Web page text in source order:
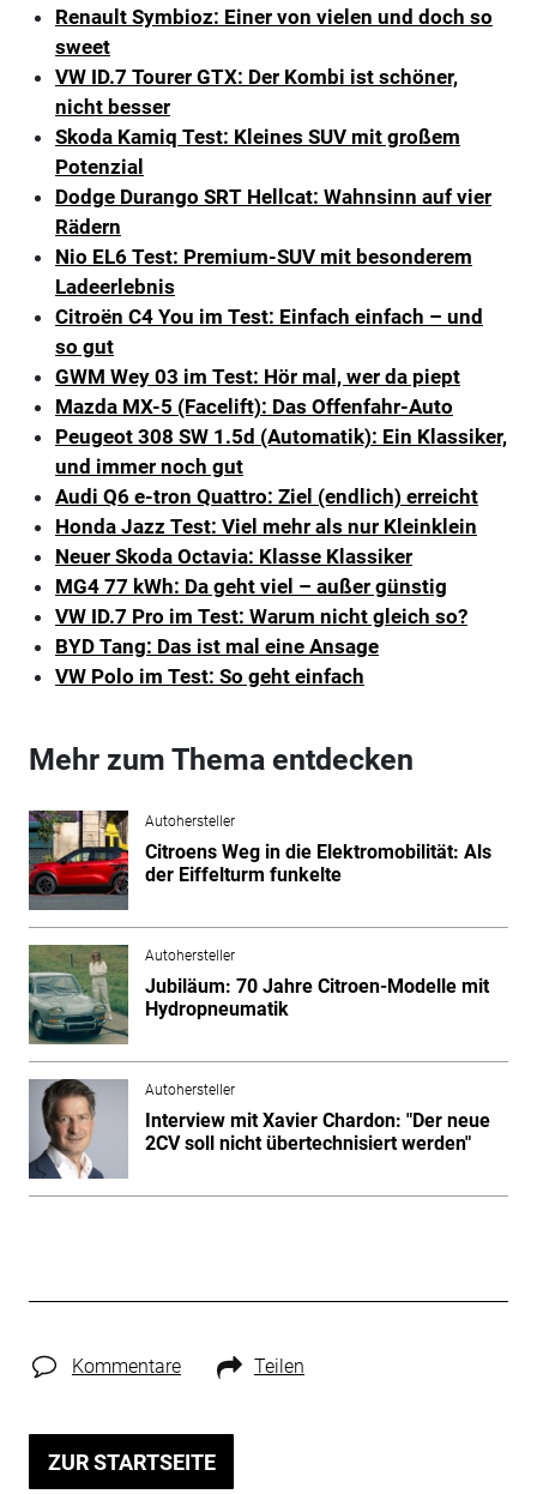
Renault Symbioz: Einer von vielen und doch so
sweet
VW ID.7 Tourer GTX: Der Kombi ist schöner,
nicht besser
Skoda Kamiq Test: Kleines SUV mit großem
Potenzial
Dodge Durango SRT Hellcat: Wahnsinn auf vier
Rädern
Nio EL6 Test: Premium-SUV mit besonderem
Ladeerlebnis
Citroën C4 You im Test: Einfach einfach – und
so gut
GWM Wey 03 im Test: Hör mal, wer da piept
Mazda MX-5 (Facelift): Das Offenfahr-Auto
Peugeot 308 SW 1.5d (Automatik): Ein Klassiker,
und immer noch gut
Audi Q6 e-tron Quattro: Ziel (endlich) erreicht
Honda Jazz Test: Viel mehr als nur Kleinklein
Neuer Skoda Octavia: Klasse Klassiker
MG4 77 kWh: Da geht viel – außer günstig
VW ID.7 Pro im Test: Warum nicht gleich so?
BYD Tang: Das ist mal eine Ansage
VW Polo im Test: So geht einfach
Mehr zum Thema entdecken
Autohersteller
Citroens Weg in die Elektromobilität: Als
der Eiffelturm funkelte
Autohersteller
Jubiläum: 70 Jahre Citroen-Modelle mit
Hydropneumatik
Autohersteller
Interview mit Xavier Chardon: "Der neue
2CV soll nicht übertechnisiert werden"
Kommentare Teilen
ZUR STARTSEITE